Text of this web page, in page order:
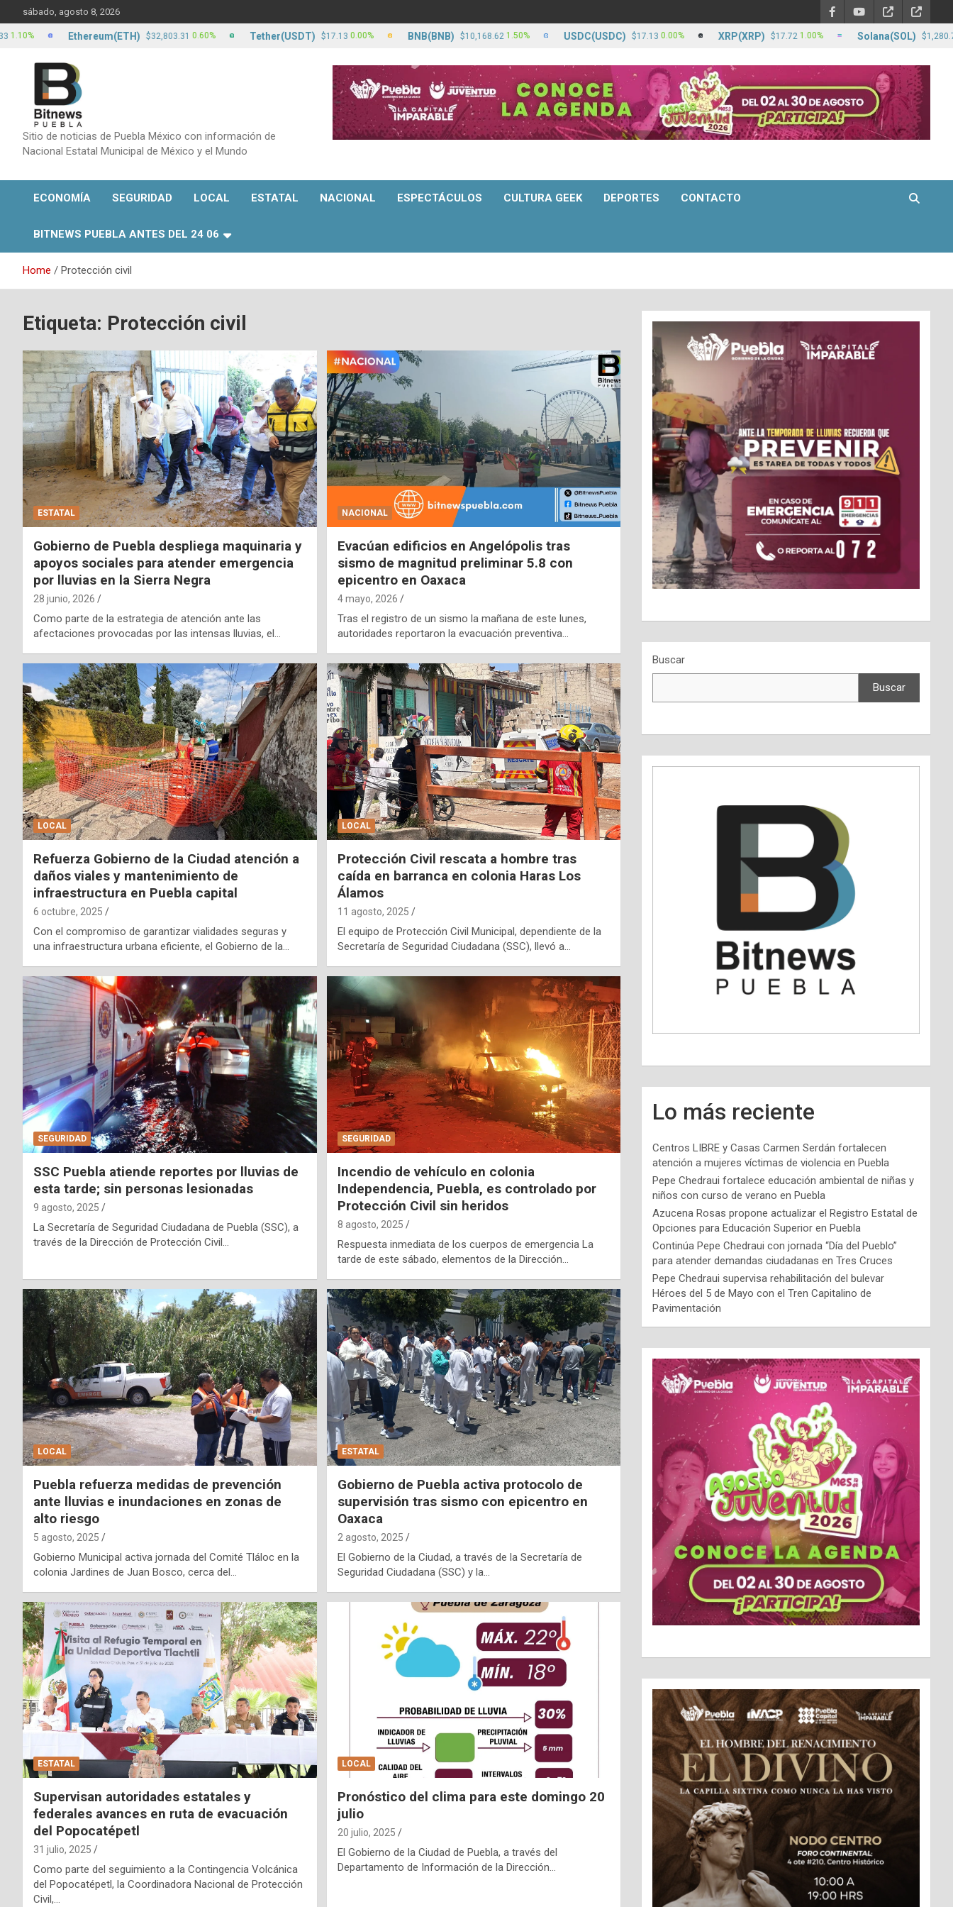
to
content
sábado, agosto 8, 2026
Sitio de noticias de Puebla México con información de
Nacional Estatal Municipal de México y el Mundo
ECONOMÍA SEGURIDAD LOCAL ESTATAL NACIONAL ESPECTÁCULOS CULTURA GEEK DEPORTES CONTACTO
BITNEWS PUEBLA ANTES DEL 24 06
Home Protección civil
Etiqueta: Protección civil
ESTATAL
Gobierno de Puebla despliega maquinaria y
apoyos sociales para atender emergencia
por lluvias en la Sierra Negra
28 junio, 2026
Como parte de la estrategia de atención ante las
afectaciones provocadas por las intensas lluvias, el…
NACIONAL
Evacúan edificios en Angelópolis tras
sismo de magnitud preliminar 5.8 con
epicentro en Oaxaca
4 mayo, 2026
Tras el registro de un sismo la mañana de este lunes,
autoridades reportaron la evacuación preventiva…
LOCAL
Refuerza Gobierno de la Ciudad atención a
daños viales y mantenimiento de
infraestructura en Puebla capital
6 octubre, 2025
Con el compromiso de garantizar vialidades seguras y
una infraestructura urbana eficiente, el Gobierno de la…
LOCAL
Protección Civil rescata a hombre tras
caída en barranca en colonia Haras Los
Álamos
11 agosto, 2025
El equipo de Protección Civil Municipal, dependiente de la
Secretaría de Seguridad Ciudadana (SSC), llevó a…
SEGURIDAD
SSC Puebla atiende reportes por lluvias de
esta tarde; sin personas lesionadas
9 agosto, 2025
La Secretaría de Seguridad Ciudadana de Puebla (SSC), a
través de la Dirección de Protección Civil…
SEGURIDAD
Incendio de vehículo en colonia
Independencia, Puebla, es controlado por
Protección Civil sin heridos
8 agosto, 2025
Respuesta inmediata de los cuerpos de emergencia La
tarde de este sábado, elementos de la Dirección…
LOCAL
Puebla refuerza medidas de prevención
ante lluvias e inundaciones en zonas de
alto riesgo
5 agosto, 2025
Gobierno Municipal activa jornada del Comité Tláloc en la
colonia Jardines de Juan Bosco, cerca del…
ESTATAL
Gobierno de Puebla activa protocolo de
supervisión tras sismo con epicentro en
Oaxaca
2 agosto, 2025
El Gobierno de la Ciudad, a través de la Secretaría de
Seguridad Ciudadana (SSC) y la…
ESTATAL
Supervisan autoridades estatales y
federales avances en ruta de evacuación
del Popocatépetl
31 julio, 2025
Como parte del seguimiento a la Contingencia Volcánica
del Popocatépetl, la Coordinadora Nacional de Protección
Civil,…
LOCAL
Pronóstico del clima para este domingo 20
julio
20 julio, 2025
El Gobierno de la Ciudad de Puebla, a través del
Departamento de Información de la Dirección…
Buscar
Buscar
Lo más reciente
Centros LIBRE y Casas Carmen Serdán fortalecen
atención a mujeres víctimas de violencia en Puebla
Pepe Chedraui fortalece educación ambiental de niñas y
niños con curso de verano en Puebla
Azucena Rosas propone actualizar el Registro Estatal de
Opciones para Educación Superior en Puebla
Continúa Pepe Chedraui con jornada “Día del Pueblo”
para atender demandas ciudadanas en Tres Cruces
Pepe Chedraui supervisa rehabilitación del bulevar
Héroes del 5 de Mayo con el Tren Capitalino de
Pavimentación
Ethereum(ETH) $32,803.31 0.60% Tether(USDT) $17.13 0.00% BNB(BNB) $10,168.62 1.50% USDC(USDC) $17.13 0.00% XRP(XRP) $17.72 1.00% Solana(SOL) $1,280.76 2.80%